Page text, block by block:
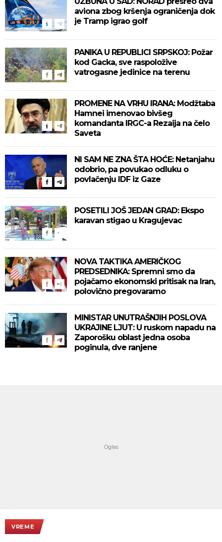
aviona zbog kršenja ograničenja dok
je Tramp igrao golf
PANIKA U REPUBLICI SRPSKOJ: Požar
kod Gacka, sve raspoložive
vatrogasne jedinice na terenu
PROMENE NA VRHU IRANA: Modžtaba
Hamnei imenovao bivšeg
komandanta IRGC-a Rezaija na čelo
Saveta
NI SAM NE ZNA ŠTA HOĆE: Netanjahu
odobrio, pa povukao odluku o
povlačenju IDF iz Gaze
POSETILI JOŠ JEDAN GRAD: Ekspo
karavan stigao u Kragujevac
NOVA TAKTIKA AMERIČKOG
PREDSEDNIKA: Spremni smo da
pojačamo ekonomski pritisak na Iran,
polovično pregovaramo
MINISTAR UNUTRAŠNJIH POSLOVA
UKRAJINE LJUT: U ruskom napadu na
Zaporošku oblast jedna osoba
poginula, dve ranjene
VREME